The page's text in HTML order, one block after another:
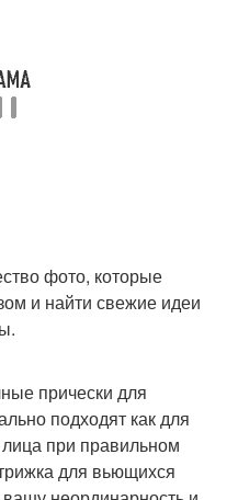
Стрижки на вьющиеся
волосы
Модные стрижки
фото, которые
и найти свежие идеи
прически для
подходят как для
лица при правильном
для вьющихся